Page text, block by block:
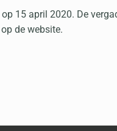
15 april 2020. De
de website.